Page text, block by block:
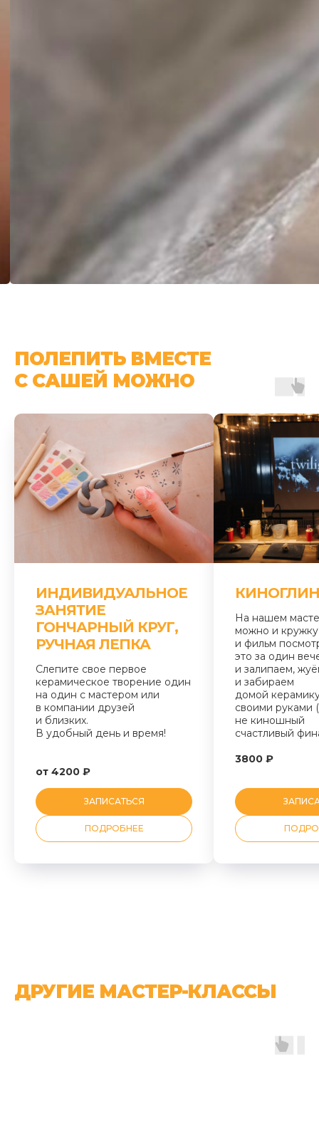
ПОЛЕПИТЬ ВМЕСТЕ
С САШЕЙ МОЖНО
ИНДИВИДУАЛЬНОЕ
ЗАНЯТИЕ
ГОНЧАРНЫЙ КРУГ,
РУЧНАЯ ЛЕПКА
Слепите свое первое
керамическое творение один
на один с мастером или
в компании друзей
и близких.
В удобный день и время!
от 4200 ₽
ЗАПИСАТЬСЯ
ПОДРОБНЕЕ
На нашем
можно и кружку
и фильм
это за один
и залипаем,
и забираем
домой
своими руками
не киношный
счастливый
3800 ₽
ДРУГИЕ МАСТЕР-КЛАССЫ